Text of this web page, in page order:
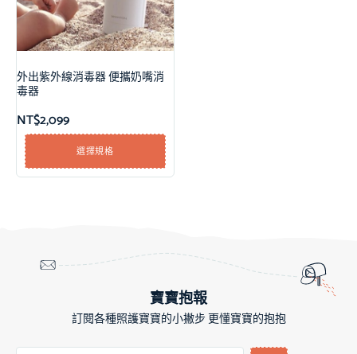
外出紫外線消毒器 便攜奶嘴消
毒器
NT$2,099
選擇規格
寶寶抱報
訂閱各種照護寶寶的小撇步 更懂寶寶的抱抱